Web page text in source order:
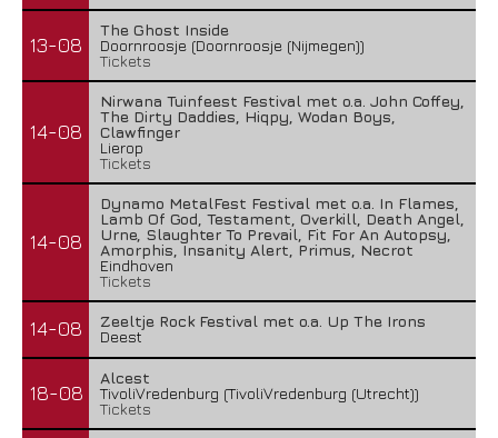
13-08
The Ghost Inside
Doornroosje (Doornroosje (Nijmegen))
Tickets
14-08
Nirwana Tuinfeest Festival met o.a. John Coffey,
The Dirty Daddies, Hiqpy, Wodan Boys,
Clawfinger
Lierop
Tickets
14-08
Dynamo MetalFest Festival met o.a. In Flames,
Lamb Of God, Testament, Overkill, Death Angel,
Urne, Slaughter To Prevail, Fit For An Autopsy,
Amorphis, Insanity Alert, Primus, Necrot
Eindhoven
Tickets
14-08
Zeeltje Rock Festival met o.a. Up The Irons
Deest
18-08
Alcest
TivoliVredenburg (TivoliVredenburg (Utrecht))
Tickets